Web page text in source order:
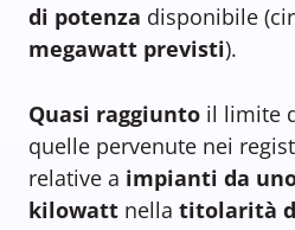
di potenza disponibile
megawatt previsti).
Quasi raggiunto il limite
quelle pervenute nei
relative a impianti da
kilowatt nella titolarità